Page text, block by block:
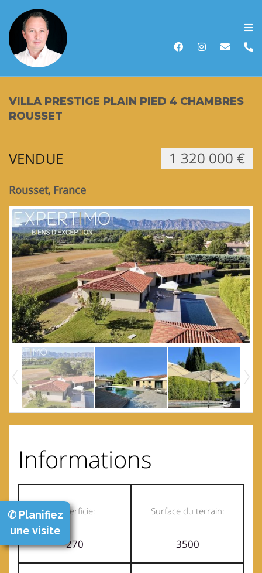
Accueil
Biens vendus
VILLA PRESTIGE PLAIN PIED 4 CHAMBRES
ROUSSET
VENDUE 1 320 000 €
Rousset, France
Informations
Superficie:
270
Surface du terrain:
3500
✆ Planifiez
une visite